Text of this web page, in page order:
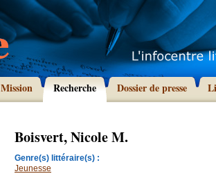
Mission Recherche Dossier de presse
Boisvert, Nicole M.
Genre(s) littéraire(s) :
Jeunesse